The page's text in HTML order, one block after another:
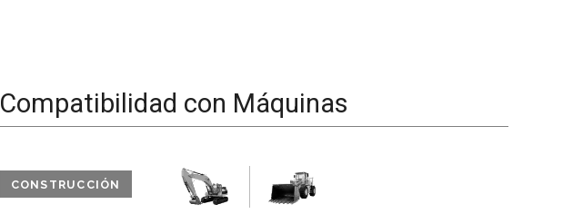
Compatibilidad con Máquinas
CONSTRUCCIÓN